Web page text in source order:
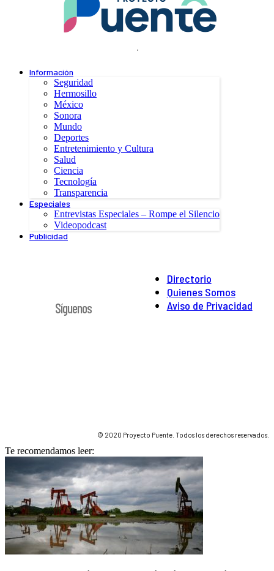
.
Información
Seguridad
Hermosillo
México
Sonora
Mundo
Deportes
Entretenimiento y Cultura
Salud
Ciencia
Tecnología
Transparencia
Especiales
Entrevistas Especiales – Rompe el Silencio
Videopodcast
Publicidad
Directorio
Quienes Somos
Aviso de Privacidad
Síguenos
© 2020 Proyecto Puente. Todos los derechos reservados.
Te recomendamos leer: